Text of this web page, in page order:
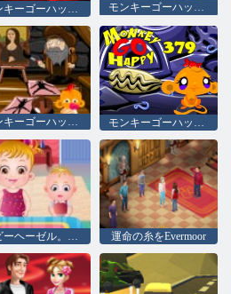
モンキーゴーハッピーステージ355
モンキーゴーハッピーステージ371 モンキーゴーハッピーステージ379
ベビーヘーゼル。感謝祭の楽しみ 運命の糸をEvermoor